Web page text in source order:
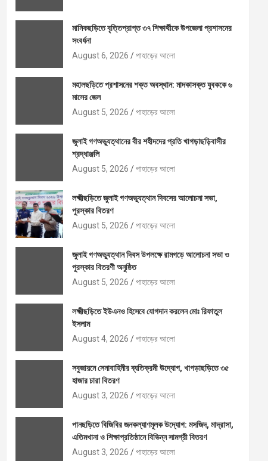
মানিকছড়িতে বৃত্তিপ্রাপ্ত ৩৭ শিক্ষার্থীকে উপজেলা প্রশাসনের
সংবর্ধনা
August 6, 2026
পাহাড়ের আলো
মহালছড়িতে প্রশাসনের শক্ত অবস্থান: মাদকাসক্ত যুবককে ৬
মাসের জেল
August 5, 2026
পাহাড়ের আলো
জুলাই গণঅভ্যুত্থানের বীর শহীদদের প্রতি খাগড়াছড়িবাসীর
শ্রদ্ধাঞ্জলি
August 5, 2026
পাহাড়ের আলো
লক্ষ্মীছড়িতে জুলাই গণঅভ্যুত্থান দিবসের আলোচনা সভা,
পুরস্কার বিতরণ
August 5, 2026
পাহাড়ের আলো
জুলাই গণঅভ্যুত্থান দিবস উপলক্ষে রামগড়ে আলোচনা সভা ও
পুরস্কার বিতরণী অনুষ্ঠিত
August 5, 2026
পাহাড়ের আলো
লক্ষ্মীছড়িতে ইউএনও হিসেবে যোগদান করলেন মোঃ রিফাতুল
ইসলাম
August 4, 2026
পাহাড়ের আলো
সবুজায়নে সেনাবাহিনীর ব্যতিক্রমী উদ্যোগ, খাগড়াছড়িতে ৩৫
হাজার চারা বিতরণ
August 3, 2026
পাহাড়ের আলো
পানছড়িতে বিজিবির জনকল্যাণমূলক উদ্যোগ: মসজিদ, মাদ্রাসা,
এতিমখানা ও শিক্ষাপ্রতিষ্ঠানে বিভিন্ন সামগ্রী বিতরণ
August 3, 2026
পাহাড়ের আলো